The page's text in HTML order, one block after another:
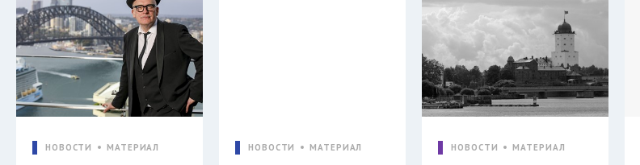
НОВОСТИ МАТЕРИАЛ НОВОСТИ МАТЕРИАЛ НОВОСТИ МАТЕРИАЛ